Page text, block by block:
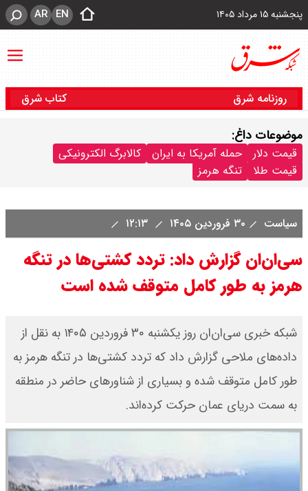
پنجشنبه ۱۵ مرداد ۱۴۰۵ EN
AR
روزنامه شرق کتاب شرق
موضوعات داغ:
قیمت دلار حمله آمریکا به ایران
کالابرگ الکترونیکی
قیمت طلا
تنگه هرمز
سیاست ۳۰ فروردین ۱۴۰۵
سی‌ان‌ان گزارش داد: تردد کشتی‌ها در تنگه
هرمز به طور کامل متوقف شده است
شبکه خبری سی‌ان‌ان روز یکشنبه ۳۰ فروردین ۱۴۰۵ به نقل از
داده‌های ملاحی گزارش داد که تردد کشتی‌ها در تنگه هرمز به
طور کامل متوقف شده و بسیاری از شناورهای حاضر در منطقه
به سمت دریای عمان حرکت کرده‌اند.